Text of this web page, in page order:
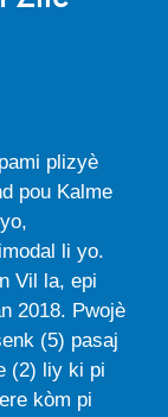
plizyè
pou Kalme
li yo.
Vil la, epi
2018. Pwojè
(5) pasaj
(2) liy ki pi
kòm pi